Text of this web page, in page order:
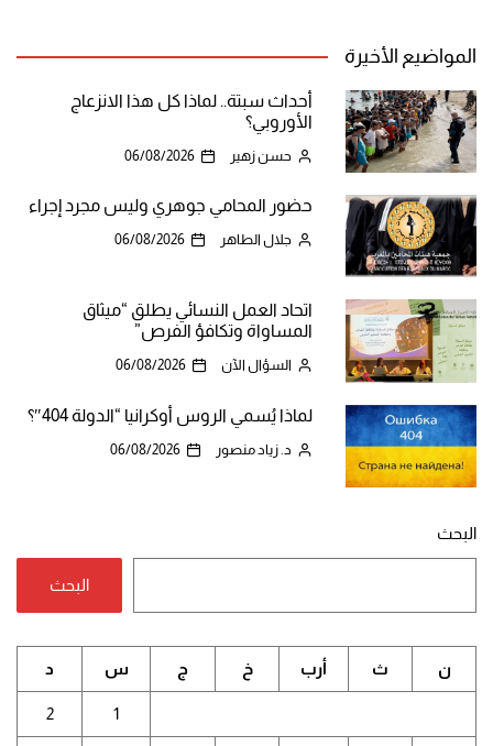
المواضيع الأخيرة
أحداث سبتة.. لماذا كل هذا الانزعاج
الأوروبي؟
حسن زهير 06/08/2026
حضور المحامي جوهري وليس مجرد إجراء
جلال الطاهر 06/08/2026
اتحاد العمل النسائي يطلق “ميثاق
المساواة وتكافؤ الفرص”
السؤال الآن 06/08/2026
لماذا يُسمي الروس أوكرانيا “الدولة 404″؟
د. زياد منصور 06/08/2026
البحث
البحث
ن ث أرب خ ج س د
1
2